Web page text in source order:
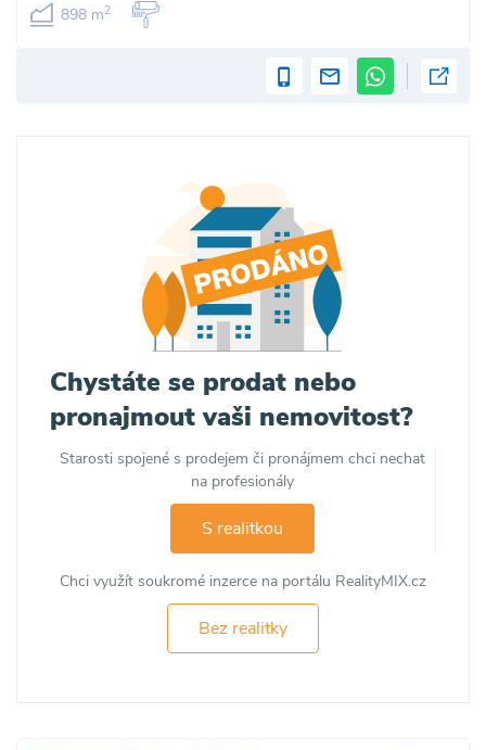
898 m2
Chystáte se prodat nebo
pronajmout vaši nemovitost?
Starosti spojené s prodejem či pronájmem chci nechat
na profesionály
S realitkou
Chci využít soukromé inzerce na portálu RealityMIX.cz
Bez realitky